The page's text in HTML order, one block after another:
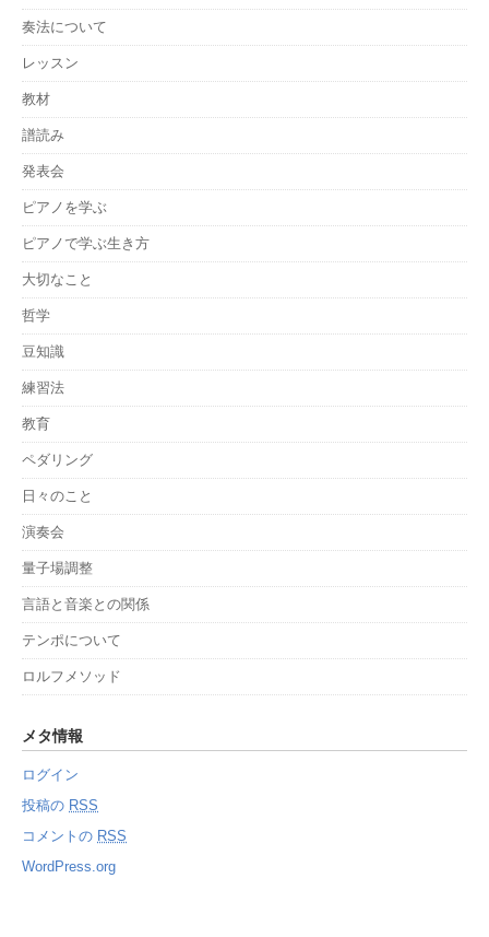
奏法について
レッスン
教材
譜読み
発表会
ピアノを学ぶ
ピアノで学ぶ生き方
大切なこと
哲学
豆知識
練習法
教育
ペダリング
日々のこと
演奏会
量子場調整
言語と音楽との関係
テンポについて
ロルフメソッド
メタ情報
ログイン
投稿の RSS
コメントの RSS
WordPress.org